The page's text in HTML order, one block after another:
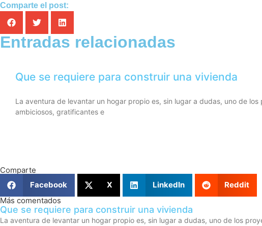
Comparte el post:
Entradas relacionadas
Que se requiere para construir una vivienda
La aventura de levantar un hogar propio es, sin lugar a dudas, uno de los
ambiciosos, gratificantes e
Comparte
Facebook
X LinkedIn
Reddit
Más comentados
Que se requiere para construir una vivienda
La aventura de levantar un hogar propio es, sin lugar a dudas, uno de los